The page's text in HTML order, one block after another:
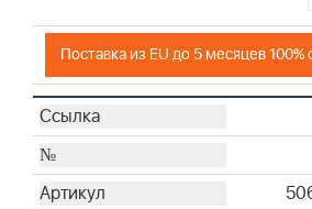
Поставка из EU до 5 месяцев